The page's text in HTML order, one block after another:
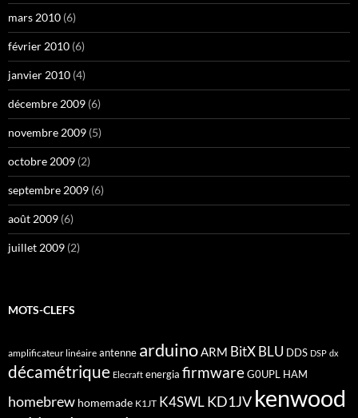
mars 2010 (6)
février 2010 (6)
janvier 2010 (4)
décembre 2009 (6)
novembre 2009 (5)
octobre 2009 (2)
septembre 2009 (6)
août 2009 (6)
juillet 2009 (2)
MOTS-CLEFS
amplificateur linéaire antenne arduinoARM BitX BLU DDS DSP dx
décamétrique Elecraft energia firmwareG0UPL HAM
homebrew homemade K1JT K4SWL KD1JV kenwood